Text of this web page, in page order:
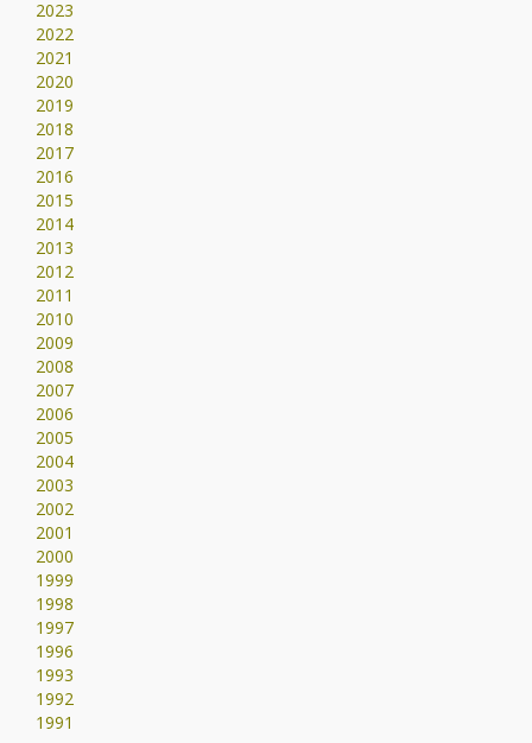
2023
2022
2021
2020
2019
2018
2017
2016
2015
2014
2013
2012
2011
2010
2009
2008
2007
2006
2005
2004
2003
2002
2001
2000
1999
1998
1997
1996
1993
1992
1991